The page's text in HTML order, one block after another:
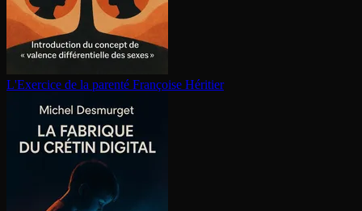
L'Exercice de la parenté Françoise Héritier